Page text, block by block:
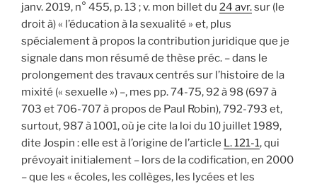
janv. 2019, n° 455, p. 13 ; v. mon billet du 24 avr.sur (le
droit à) « l’éducation à la sexualité » et, plus
spécialement à propos la contribution juridique que je
signale dans mon résumé de thèse préc. – dans le
prolongement des travaux centrés sur l’histoire de la
mixité (« sexuelle ») –, mes pp. 74-75, 92 à 98 (697 à
703 et 706-707 à propos de Paul Robin), 792-793 et,
surtout, 987 à 1001, où je cite la loi du 10 juillet 1989,
dite Jospin : elle est à l’origine de l’article L. 121-1, qui
prévoyait initialement – lors de la codification, en 2000
– que les « écoles, les collèges, les lycées et les